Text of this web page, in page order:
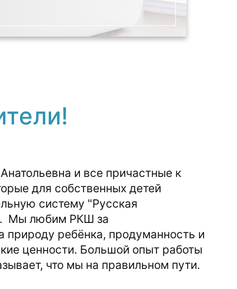
и все причастные к
для собственных детей
систему "Русская
Мы любим РКШ за
природу ребёнка, продуманность и
ценности. Большой опыт работы
что мы на правильном пути.